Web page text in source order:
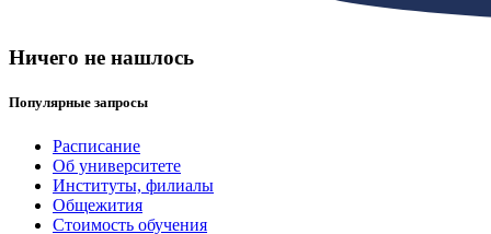
Ничего не нашлось
Популярные запросы
Расписание
Об университете
Институты, филиалы
Общежития
Стоимость обучения